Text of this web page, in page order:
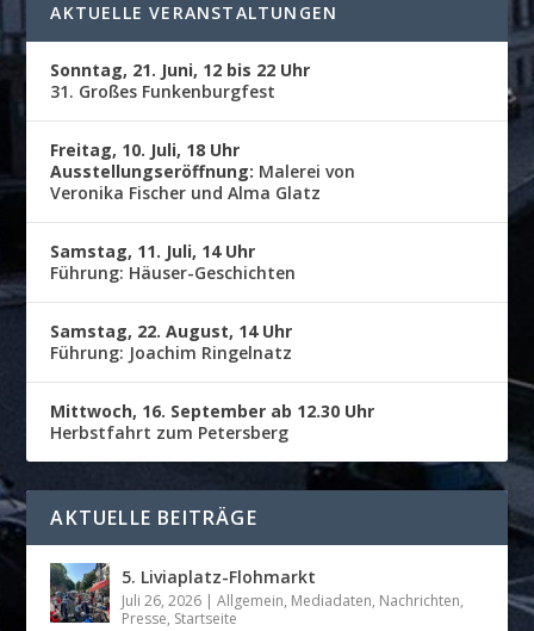
AKTUELLE VERANSTALTUNGEN
Sonntag, 21. Juni, 12 bis 22 Uhr
31. Großes Funkenburgfest
Freitag, 10. Juli, 18 Uhr
Ausstellungseröffnung: Malerei von
Veronika Fischer und Alma Glatz
Samstag, 11. Juli, 14 Uhr
Führung: Häuser-Geschichten
Samstag, 22. August, 14 Uhr
Führung: Joachim Ringelnatz
Mittwoch, 16. September ab 12.30 Uhr
Herbstfahrt zum Petersberg
AKTUELLE BEITRÄGE
5. Liviaplatz-Flohmarkt
Juli 26, 2026 |Allgemein, Mediadaten, Nachrichten,
Presse, Startseite